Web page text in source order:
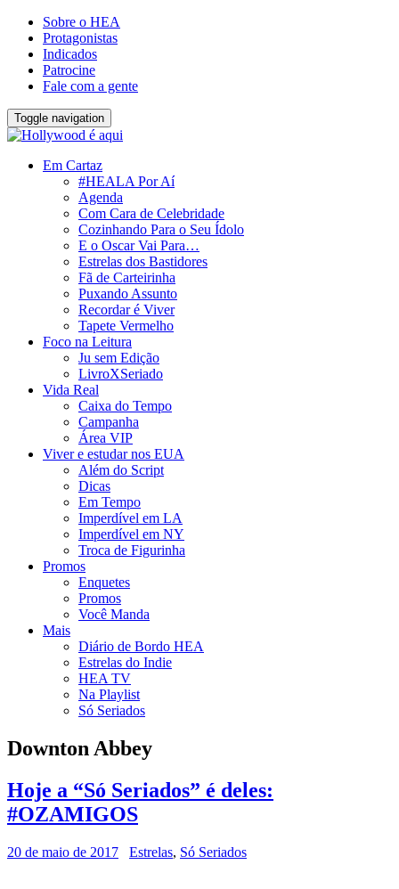
Sobre o HEA
Protagonistas
Indicados
Patrocine
Fale com a gente
Toggle navigation
Em Cartaz
#HEALA Por Aí
Agenda
Com Cara de Celebridade
Cozinhando Para o Seu Ídolo
E o Oscar Vai Para…
Estrelas dos Bastidores
Fã de Carteirinha
Puxando Assunto
Recordar é Viver
Tapete Vermelho
Foco na Leitura
Ju sem Edição
LivroXSeriado
Vida Real
Caixa do Tempo
Campanha
Área VIP
Viver e estudar nos EUA
Além do Script
Dicas
Em Tempo
Imperdível em LA
Imperdível em NY
Troca de Figurinha
Promos
Enquetes
Promos
Você Manda
Mais
Diário de Bordo HEA
Estrelas do Indie
HEA TV
Na Playlist
Só Seriados
Downton Abbey
Hoje a “Só Seriados” é deles:
#OZAMIGOS
20 de maio de 2017 Estrelas, Só Seriados